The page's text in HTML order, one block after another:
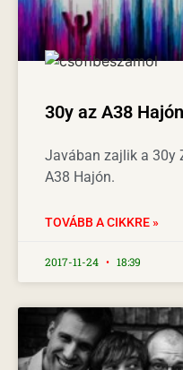
30y az A38 Hajón
Javában zajlik a 30y
A38 Hajón.
TOVÁBB A CIKKRE »
2017-11-24 18:39